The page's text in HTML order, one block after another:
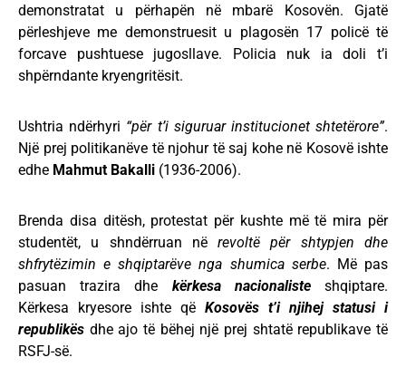
demonstratat u përhapën në mbarë Kosovën. Gjatë
përleshjeve me demonstruesit u plagosën 17 policë të
forcave pushtuese jugosllave. Policia nuk ia doli t’i
shpërndante kryengritësit.
Ushtria ndërhyri “për t’i siguruar institucionet shtetërore”.
Një prej politikanëve të njohur të saj kohe në Kosovë ishte
edhe Mahmut Bakalli (1936-2006).
Brenda disa ditësh, protestat për kushte më të mira për
studentët, u shndërruan nërevoltë për shtypjen dhe
shfrytëzimin e shqiptarëve nga shumica serbe. Më pas
pasuan trazira dhe kërkesa nacionalisteshqiptare.
Kërkesa kryesore ishte që Kosovës t’i njihej statusi i
republikës dhe ajo të bëhej një prej shtatë republikave të
RSFJ-së.